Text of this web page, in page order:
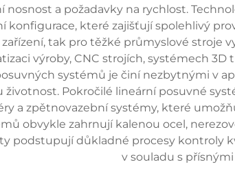
nosnost a požadavky na rychlost.
konfigurace, které zajišťují spolehlivý
tak pro těžké průmyslové stroje
výroby, CNC strojích, systémech
systémů je činí nezbytnými v
životnost. Pokročilé lineární posuvné
a zpětnovazební systémy, které
obvykle zahrnují kalenou ocel,
podstupují důkladné procesy kontroly
v souladu s